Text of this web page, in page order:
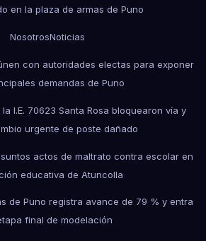
en la plaza de armas de Puno
NosotrosNoticias
con autoridades electas para exponer
demandas de Puno
I.E. 70623 Santa Rosa bloquearon vía y
urgente de poste dañado
actos de maltrato contra escolar en
educativa de Atuncolla
de Puno registra avance de 79 % y entra
final de modelación